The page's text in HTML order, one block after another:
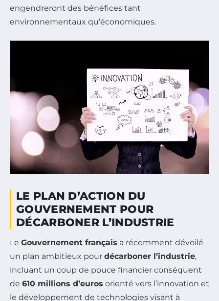
engendreront des bénéfices tant
environnementaux qu’économiques.
LE PLAN D’ACTION DU
GOUVERNEMENT POUR
DÉCARBONER L’INDUSTRIE
Le Gouvernement français a récemment dévoilé
un plan ambitieux pour décarboner l’industrie,
incluant un coup de pouce financier conséquent
de 610 millions d’euros orienté vers l’innovation et
le développement de technologies visant à